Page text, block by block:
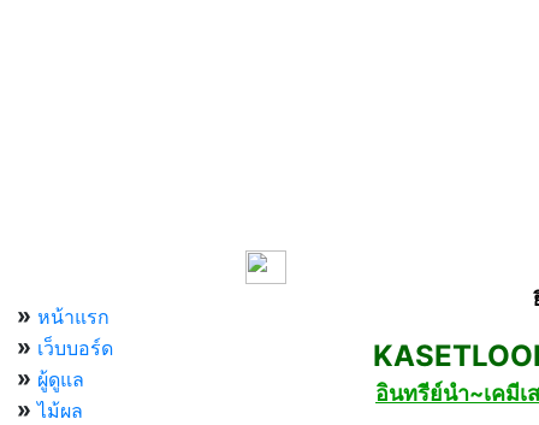
» หน้าแรก
» เว็บบอร์ด
» ผู้ดูแล
» ไม้ผล
อินทรีย์นำ~เคมีเ